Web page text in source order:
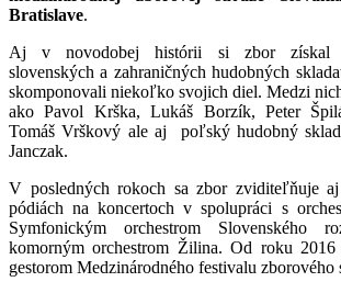
Bratislave.
Aj v novodobej histórii si zbor získal
slovenských a zahraničných hudobných
skomponovali niekoľko svojich diel. Medzi
ako Pavol Krška, Lukáš Borzík, Peter
Tomáš Vrškový ale aj poľský hudobný
Janczak.
V posledných rokoch sa zbor zviditeľňuje aj
pódiách na koncertoch v spolupráci s
Symfonickým orchestrom Slovenského
komorným orchestrom Žilina. Od roku
gestorom Medzinárodného festivalu